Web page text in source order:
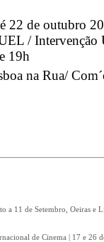
22 de outubro
/ Intervenção
19h
na Rua/
a 11 de Setembro, Oeiras e
de Cinema | 17 e 26